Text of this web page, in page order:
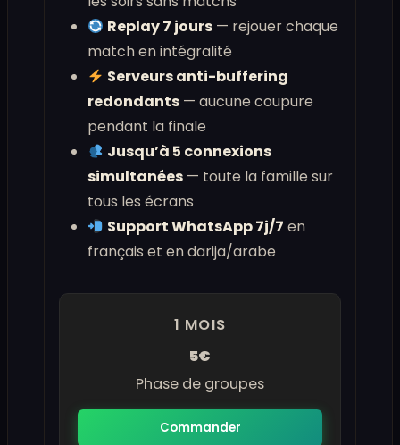
Replay 7 jours — rejouer chaque
match en intégralité
Serveurs anti-buffering
redondants — aucune coupure
pendant la finale
Jusqu’à 5 connexions
simultanées — toute la famille sur
tous les écrans
Support WhatsApp 7j/7 en
français et en darija/arabe
1 MOIS
5€
Phase de groupes
Commander